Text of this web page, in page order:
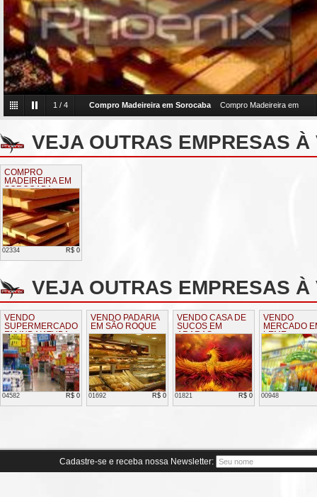
1 / 4 Compro Madeireira em Sorocaba Compro Madeireira em
VEJA OUTRAS EMPRESAS
COMPRO
MADEIREIRA EM
SOROCABA
02334 R$ 0
VEJA OUTRAS EMPRESAS
VENDO
SUPERMERCADO
EM INDAIATUBA
04582 R$ 0
VENDO PADARIA
EM SÃO ROQUE
01692 R$ 0
VENDO CASA DE
SUCOS EM
ARARAS
01821 R$ 0
VENDO
MERCADO
LEME
00948
Cadastre-se e receba nossa Newsletter: